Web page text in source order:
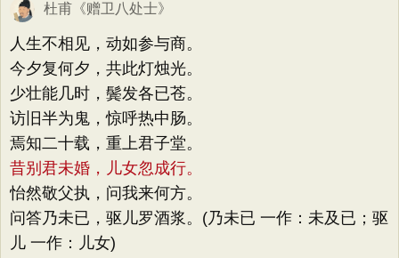
杜甫 《赠卫八处士》
人生不相见，动如参与商。
今夕复何夕，共此灯烛光。
少壮能几时，鬓发各已苍。
访旧半为鬼，惊呼热中肠。
焉知二十载，重上君子堂。
昔别君未婚，儿女忽成行。
怡然敬父执，问我来何方。
问答乃未已，驱儿罗酒浆。(乃未已 一作：未及已；驱
儿 一作：儿女)